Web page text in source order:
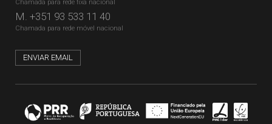
Chamada para rede fixa nacional
M. +351 93 533 11 40
Chamada para rede móvel nacional
ENVIAR EMAIL